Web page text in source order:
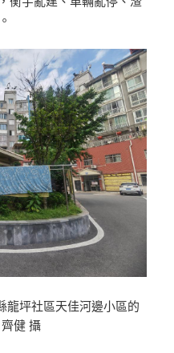
龍坪社區天佳河邊小區的
健 攝